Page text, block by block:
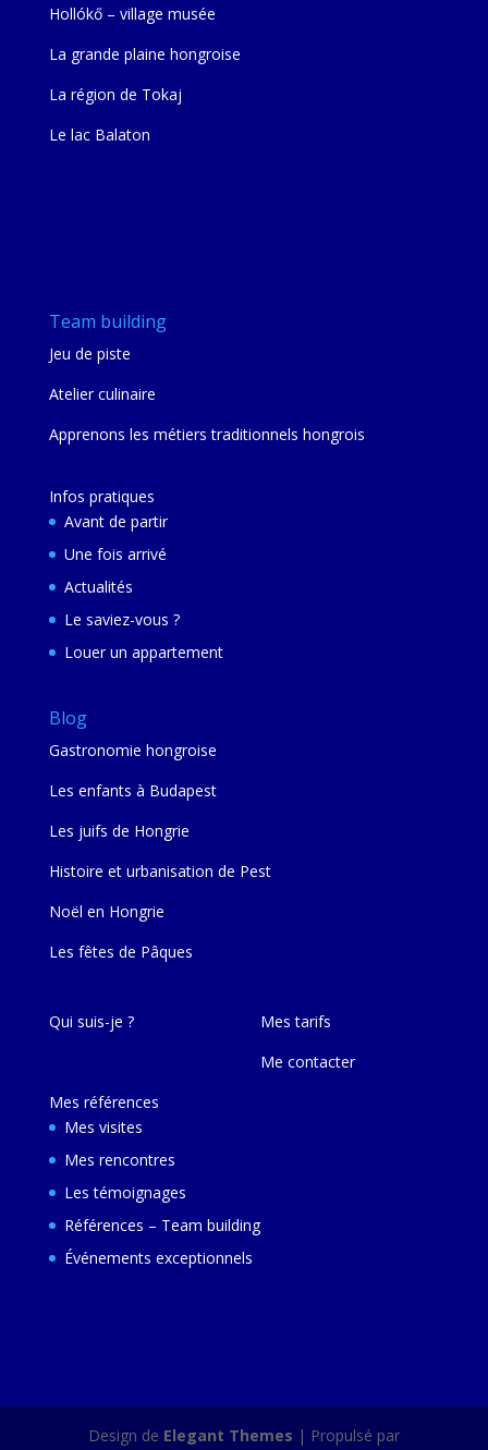
Hollókő – village musée
La grande plaine hongroise
La région de Tokaj
Le lac Balaton
Team building
Jeu de piste
Atelier culinaire
Apprenons les métiers traditionnels hongrois
Infos pratiques
Avant de partir
Une fois arrivé
Actualités
Le saviez-vous ?
Louer un appartement
Blog
Gastronomie hongroise
Les enfants à Budapest
Les juifs de Hongrie
Histoire et urbanisation de Pest
Noël en Hongrie
Les fêtes de Pâques
Qui suis-je ?
Mes références
Mes visites
Mes rencontres
Les témoignages
Références – Team building
Événements exceptionnels
Mes tarifs
Me contacter
Design de Elegant Themes | Propulsé par